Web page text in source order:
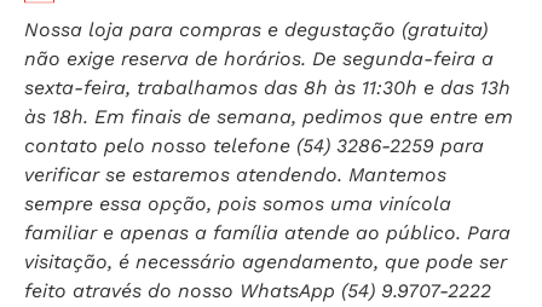
Nossa loja para compras e degustação (gratuita)
não exige reserva de horários. De segunda-feira a
sexta-feira, trabalhamos das 8h às 11:30h e das 13h
às 18h. Em finais de semana, pedimos que entre em
contato pelo nosso telefone (54) 3286-2259 para
verificar se estaremos atendendo. Mantemos
sempre essa opção, pois somos uma vinícola
familiar e apenas a família atende ao público. Para
visitação, é necessário agendamento, que pode ser
feito através do nosso WhatsApp (54) 9.9707-2222